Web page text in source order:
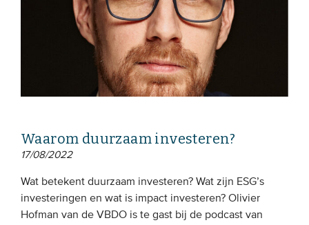
Waarom duurzaam investeren?
17/08/2022
Wat betekent duurzaam investeren? Wat zijn ESG’s
investeringen en wat is impact investeren? Olivier
Hofman van de VBDO is te gast bij de podcast van